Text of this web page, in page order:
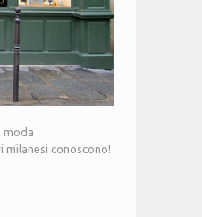
moda
milanesi conoscono!